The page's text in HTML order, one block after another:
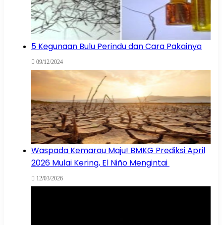
5 Kegunaan Bulu Perindu dan Cara Pakainya
09/12/2024
Waspada Kemarau Maju! BMKG Prediksi April
2026 Mulai Kering, El Niño Mengintai
12/03/2026